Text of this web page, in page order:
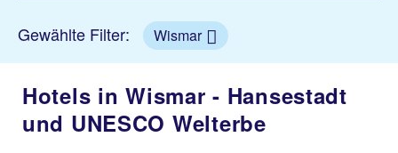
Gewählte Filter: Wismar
Hotels in Wismar - Hansestadt
und UNESCO Welterbe